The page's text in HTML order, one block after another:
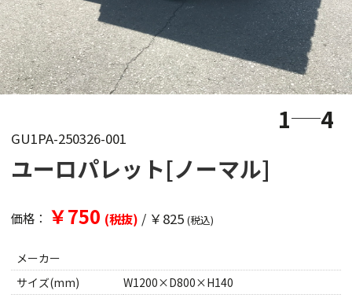
1 4
GU1PA-250326-001
ユーロパレット[ノーマル]
価格： ￥750 (税抜) / ￥825 (税込)
メーカー
サイズ(mm)
W1200×D800×H140